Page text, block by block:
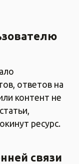
ответов на
контент не
ресурс.
связи